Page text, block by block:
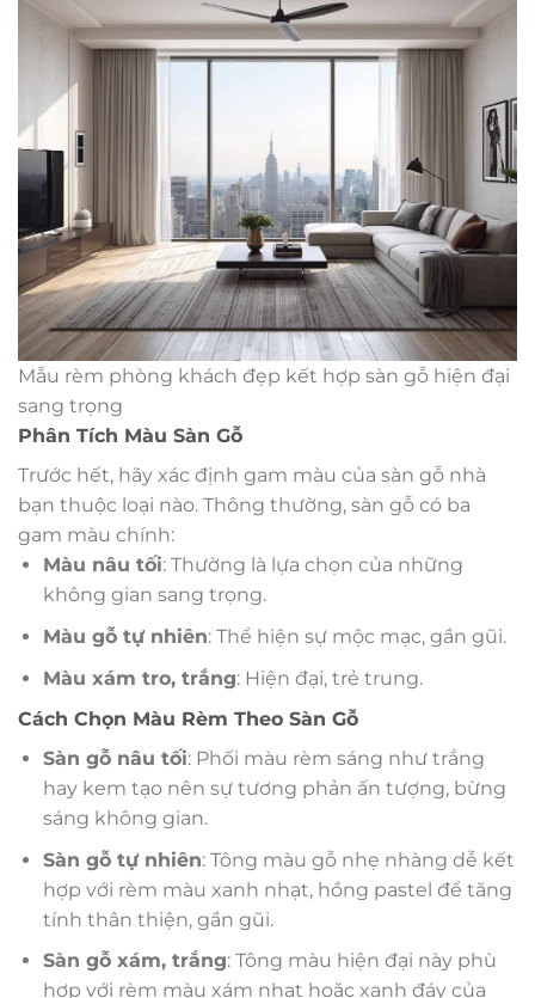
Mẫu rèm phòng khách đẹp kết hợp sàn gỗ hiện đại
sang trọng
Phân Tích Màu Sàn Gỗ
Trước hết, hãy xác định gam màu của sàn gỗ nhà
bạn thuộc loại nào. Thông thường, sàn gỗ có ba
gam màu chính:
Màu nâu tối: Thường là lựa chọn của những
không gian sang trọng.
Màu gỗ tự nhiên: Thể hiện sự mộc mạc, gần gũi.
Màu xám tro, trắng: Hiện đại, trẻ trung.
Cách Chọn Màu Rèm Theo Sàn Gỗ
Sàn gỗ nâu tối: Phối màu rèm sáng như trắng
hay kem tạo nên sự tương phản ấn tượng, bừng
sáng không gian.
Sàn gỗ tự nhiên: Tông màu gỗ nhẹ nhàng dễ kết
hợp với rèm màu xanh nhạt, hồng pastel để tăng
tính thân thiện, gần gũi.
Sàn gỗ xám, trắng: Tông màu hiện đại này phù
hợp với rèm màu xám nhạt hoặc xanh đáy của